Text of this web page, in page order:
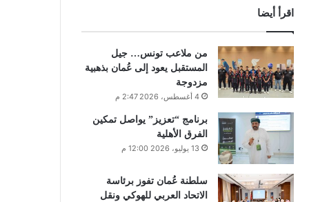
اقرأ أيضا
من ملاعب تونس… جيل
المستقبل يعود إلى عُمان بذهبية
مزدوجة
4 أغسطس، 2026 2:47 م
برنامج “تعزيز” يواصل تمكين
الفرق الأهلية
13 يوليو، 2026 12:00 م
سلطنة عُمان تفوز برئاسة
الاتحاد العربي للهوكي ونقل